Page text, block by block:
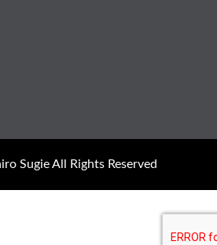
Sugie All Rights Reserved